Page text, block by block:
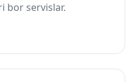
bor servislar.